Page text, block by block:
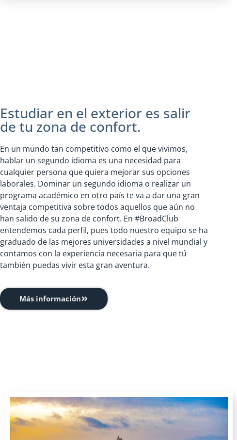
Estudiar en el exterior es salir
de tu zona de confort.
En un mundo tan competitivo como el que vivimos,
hablar un segundo idioma es una necesidad para
cualquier persona que quiera mejorar sus opciones
laborales. Dominar un segundo idioma o realizar un
programa académico en otro país te va a dar una gran
ventaja competitiva sobre todos aquellos que aún no
han salido de su zona de confort. En #BroadClub
entendemos cada perfil, pues todo nuestro equipo se ha
graduado de las mejores universidades a nivel mundial y
contamos con la experiencia necesaria para que tú
también puedas vivir esta gran aventura.
Más información